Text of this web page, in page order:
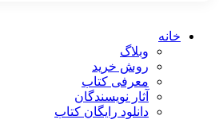
خانه
وبلاگ
روش خرید
معرفی کتاب
آثار نویسندگان
دانلود رایگان کتاب